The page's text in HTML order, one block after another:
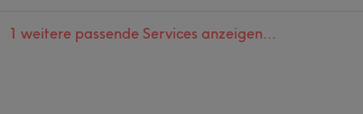
1 weitere passende Services anzeigen...